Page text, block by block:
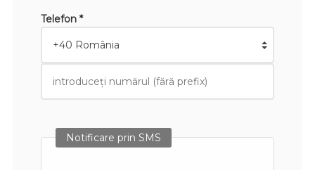
Telefon *
Notificare prin SMS